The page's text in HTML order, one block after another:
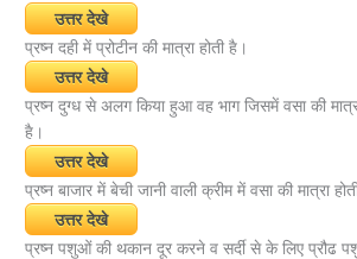
उत्तर देखे
प्रष्न दही में प्रोटीन की मात्रा होती है।
उत्तर देखे
प्रष्न दुग्ध से अलग किया हुआ वह भाग जिसमें वसा की
है।
उत्तर देखे
प्रष्न बाजार में बेची जानी वाली क्रीम में वसा की मात्रा
उत्तर देखे
प्रष्न पशुओं की थकान दूर करने व सर्दी से के लिए प्रौढ